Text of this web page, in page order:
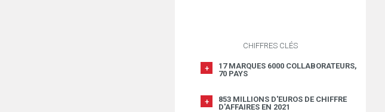
CHIFFRES CLÉS
17 MARQUES 6000 COLLABORATEURS,
70 PAYS
853 MILLIONS D'EUROS DE CHIFFRE
D'AFFAIRES EN 2021